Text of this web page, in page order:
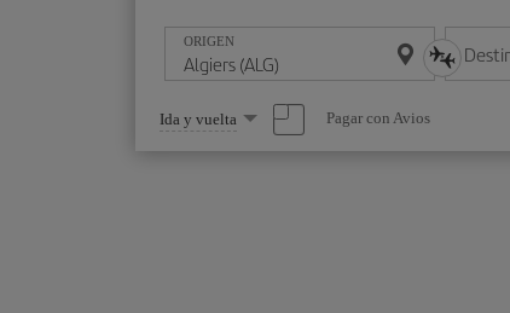
ORIGEN
Seleccione
una
opción
Ida y vuelta Pagar con Avios